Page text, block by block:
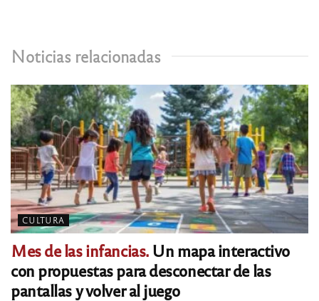
Noticias relacionadas
CULTURA
Mes de las infancias.Un mapa interactivo
con propuestas para desconectar de las
pantallas y volver al juego